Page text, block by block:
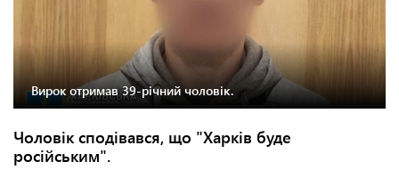
Вирок отримав 39-річний чоловік.
Чоловік сподівався, що "Харків буде
російським".